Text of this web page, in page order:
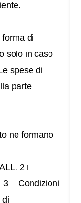
di
solo in caso
spese di
parte
ne formano
2 □
3 □ Condizioni
di